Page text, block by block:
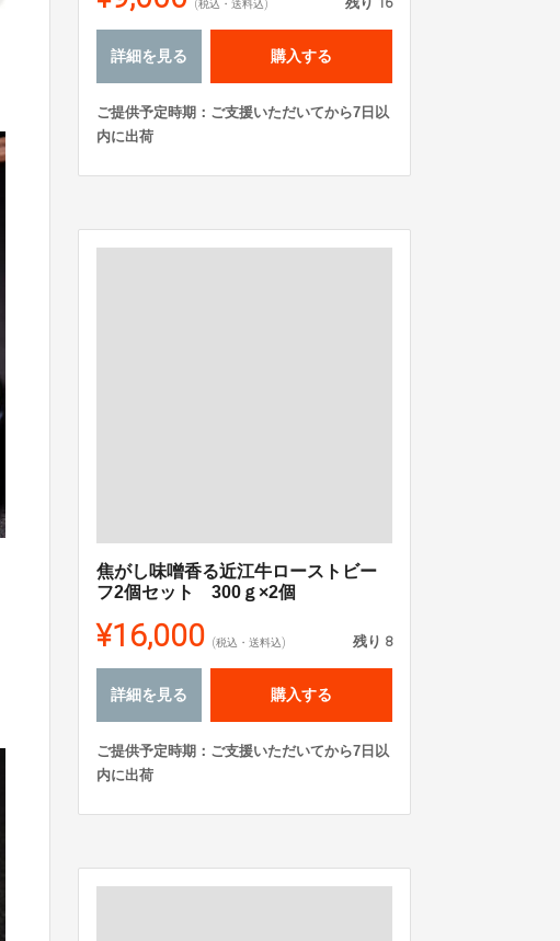
(税込・送料込)
詳細を見る 購入する
ご提供予定時期：ご支援いただいてから7日以
内に出荷
焦がし味噌香る近江牛ローストビー
フ2個セット 300ｇ×2個
¥16,000 (税込・送料込) 残り 8
詳細を見る 購入する
ご提供予定時期：ご支援いただいてから7日以
内に出荷